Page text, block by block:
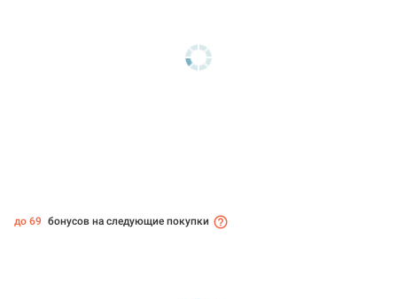
до 69 бонусов на следующие покупки